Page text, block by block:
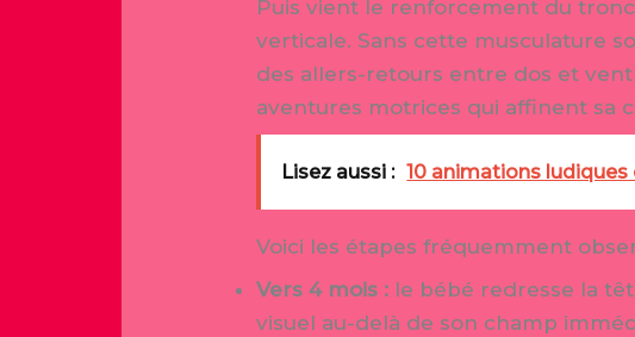
Puis vient le renforcement du
verticale. Sans cette musculature
des allers-retours entre dos et
aventures motrices qui affinent sa
Lisez aussi : 10 animations
Voici les étapes fréquemment
Vers 4 mois : le bébé redresse la
visuel au-delà de son champ